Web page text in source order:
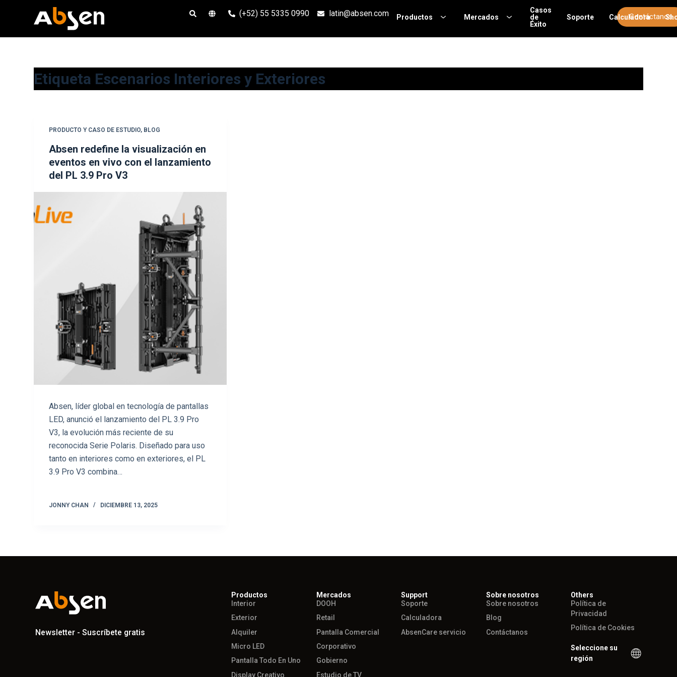
l
(+52) 55 5335 0990 latin@absen.com Productos Mercados
Casos
de
Éxito
Soporte CalculadoraContáctanos
Etiqueta Escenarios Interiores y Exteriores
PRODUCTO Y CASO DE ESTUDIO, BLOG
Absen redefine la visualización en
eventos en vivo con el lanzamiento
del PL 3.9 Pro V3
Absen, líder global en tecnología de pantallas
LED, anunció el lanzamiento del PL 3.9 Pro
V3, la evolución más reciente de su
reconocida Serie Polaris. Diseñado para uso
tanto en interiores como en exteriores, el PL
3.9 Pro V3 combina…
JONNY CHAN DICIEMBRE 13, 2025
Newsletter - Suscríbete gratis
Productos
Interior
Exterior
Alquiler
Micro LED
Pantalla Todo En Uno
Display Creativo
Mercados
DOOH
Retail
Pantalla Comercial
Corporativo
Gobierno
Estudio de TV
Support
Soporte
Calculadora
AbsenCare servicio
Sobre nosotros
Sobre nosotros
Blog
Contáctanos
Others
Política de
Privacidad
Política de Cookies
Seleccione su
región